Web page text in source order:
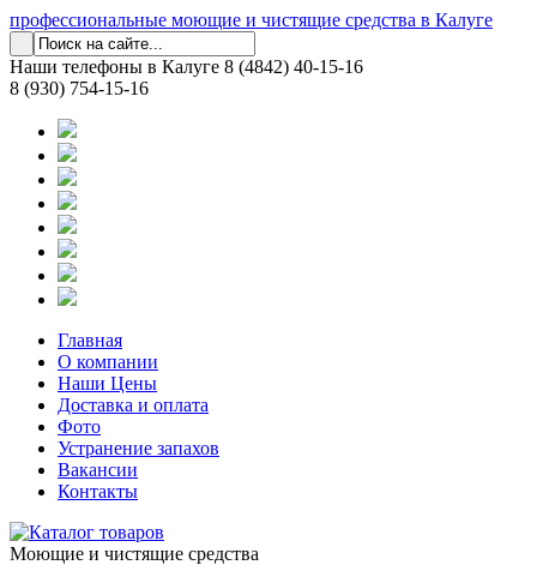
профессиональные моющие и чистящие средства в Калуге
Наши телефоны в Калуге 8 (4842) 40-15-16
8 (930) 754-15-16
Главная
О компании
Наши Цены
Доставка и оплата
Фото
Устранение запахов
Вакансии
Контакты
Моющие и чистящие средства